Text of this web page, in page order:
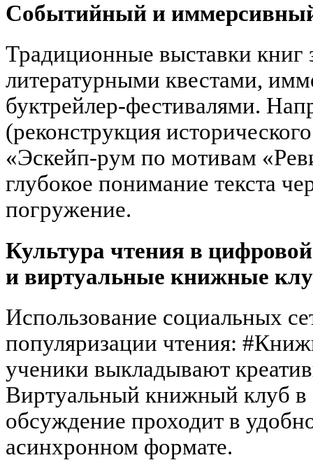
Событийный и
Традиционные выставки книг
литературными квестами,
буктрейлер-фестивалями.
(реконструкция
«Эскейп-рум по мотивам
глубокое понимание текста
погружение.
Культура чтения в
и виртуальные книжные
Использование социальных
популяризации чтения:
ученики выкладывают
Виртуальный книжный клуб в
обсуждение проходит в
асинхронном формате.